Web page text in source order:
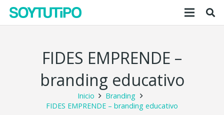
FIDES EMPRENDE –
branding educativo
Inicio
Branding
FIDES EMPRENDE – branding educativo